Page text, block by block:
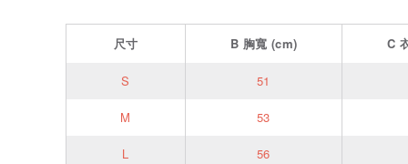
尺寸 B 胸寬 (cm) C
S 51
M 53
L 56